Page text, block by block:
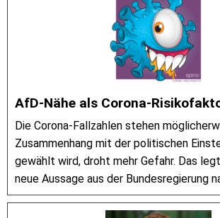
AfD-Nähe als Corona-
Die Corona-Fallzahlen stehen
Zusammenhang mit der politischen
gewählt wird, droht mehr Gefahr. Das
neue Aussage aus der Bundesregierung